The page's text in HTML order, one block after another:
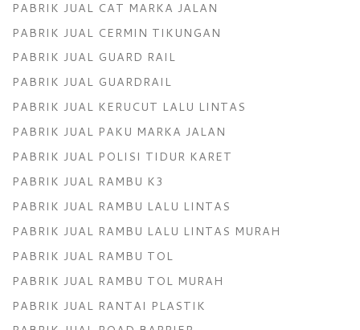
PABRIK JUAL CAT MARKA JALAN
PABRIK JUAL CERMIN TIKUNGAN
PABRIK JUAL GUARD RAIL
PABRIK JUAL GUARDRAIL
PABRIK JUAL KERUCUT LALU LINTAS
PABRIK JUAL PAKU MARKA JALAN
PABRIK JUAL POLISI TIDUR KARET
PABRIK JUAL RAMBU K3
PABRIK JUAL RAMBU LALU LINTAS
PABRIK JUAL RAMBU LALU LINTAS MURAH
PABRIK JUAL RAMBU TOL
PABRIK JUAL RAMBU TOL MURAH
PABRIK JUAL RANTAI PLASTIK